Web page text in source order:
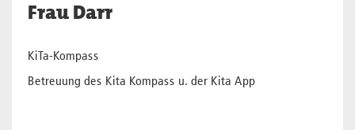
Frau Darr
KiTa-Kompass
Betreuung des Kita Kompass u. der Kita App